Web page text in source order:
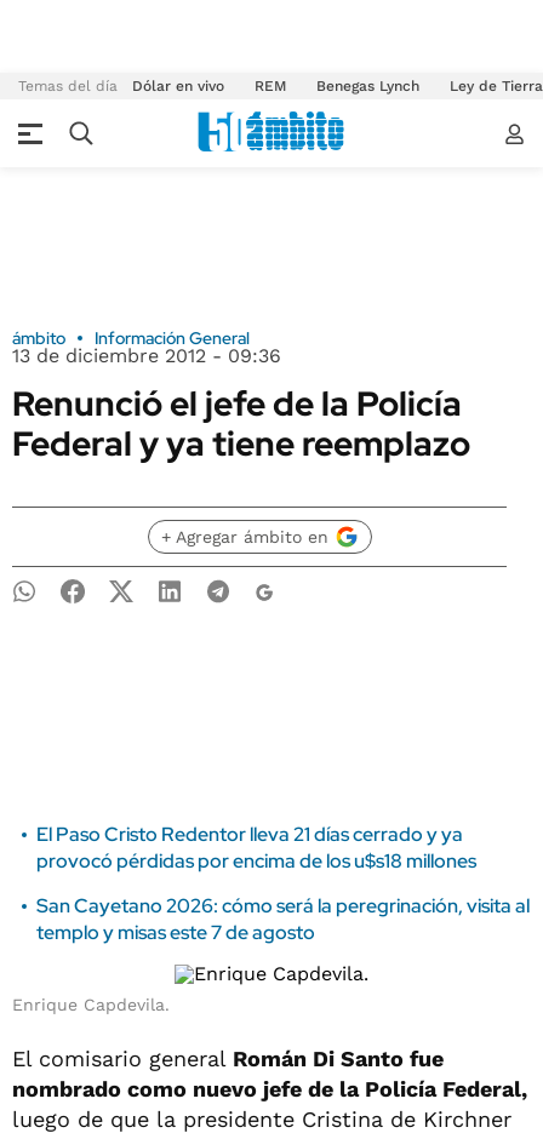
Temas del día Dólar en vivo REM Benegas Lynch Ley de
ámbito Información General
13 de diciembre 2012 - 09:36
Renunció el jefe de la Policía
Federal y ya tiene reemplazo
+ Agregar ámbito en
El Paso Cristo Redentor lleva 21 días cerrado y ya
provocó pérdidas por encima de los u$s18 millones
San Cayetano 2026: cómo será la peregrinación, visita al
templo y misas este 7 de agosto
Enrique Capdevila.
El comisario general Román Di Santo fue
nombrado como nuevo jefe de la Policía Federal,
luego de que la presidente Cristina de Kirchner